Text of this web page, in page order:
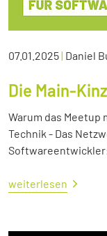
07.01.2025| Daniel
Die Main-
Warum das Meetup
Technik - Das
weiterlesen